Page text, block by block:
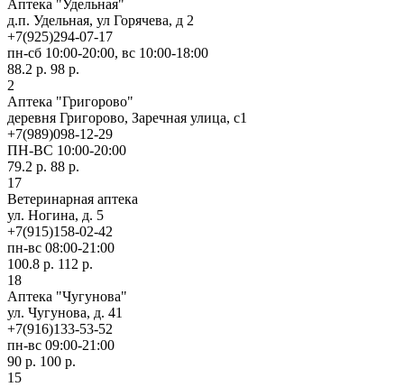
Аптека "Удельная"
д.п. Удельная, ул Горячева, д 2
+7(925)294-07-17
пн-сб 10:00-20:00, вс 10:00-18:00
88.2 р. 98 р.
2
Аптека "Григорово"
деревня Григорово, Заречная улица, с1
+7(989)098-12-29
ПН-ВС 10:00-20:00
79.2 р. 88 р.
17
Ветеринарная аптека
ул. Ногина, д. 5
+7(915)158-02-42
пн-вс 08:00-21:00
100.8 р. 112 р.
18
Аптека "Чугунова"
ул. Чугунова, д. 41
+7(916)133-53-52
пн-вс 09:00-21:00
90 р. 100 р.
15